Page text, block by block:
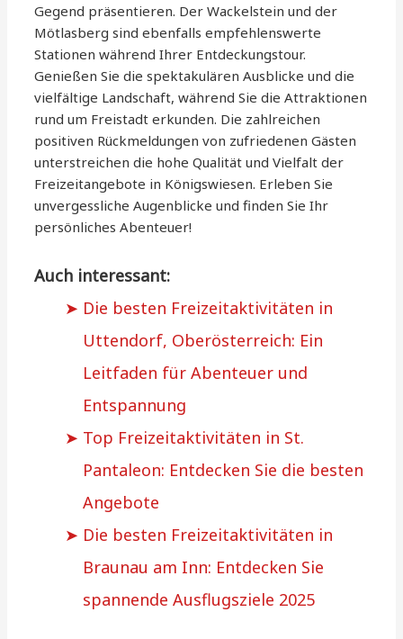
Gegend präsentieren. Der Wackelstein und der
Mötlasberg sind ebenfalls empfehlenswerte
Stationen während Ihrer Entdeckungstour.
Genießen Sie die spektakulären Ausblicke und die
vielfältige Landschaft, während Sie die Attraktionen
rund um Freistadt erkunden. Die zahlreichen
positiven Rückmeldungen von zufriedenen Gästen
unterstreichen die hohe Qualität und Vielfalt der
Freizeitangebote in Königswiesen. Erleben Sie
unvergessliche Augenblicke und finden Sie Ihr
persönliches Abenteuer!
Auch interessant:
Die besten Freizeitaktivitäten in
Uttendorf, Oberösterreich: Ein
Leitfaden für Abenteuer und
Entspannung
Top Freizeitaktivitäten in St.
Pantaleon: Entdecken Sie die besten
Angebote
Die besten Freizeitaktivitäten in
Braunau am Inn: Entdecken Sie
spannende Ausflugsziele 2025